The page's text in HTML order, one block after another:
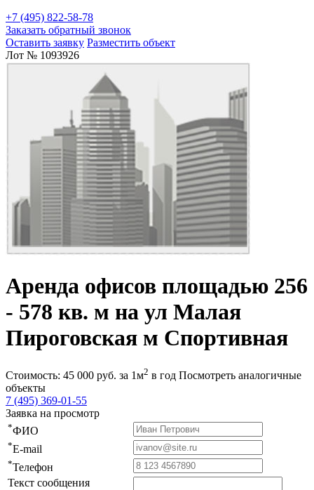
+7 (495) 822-58-78
Заказать обратный звонок
Оставить заявку Разместить объект
Лот № 1093926
Аренда офисов площадью 256
- 578 кв. м на ул Малая
Пироговская м Спортивная
Стоимость: 45 000 руб. за 1м2 в год Посмотреть аналогичные
объекты
7 (495) 369-01-55
Заявка на просмотр
*ФИО
*E-mail
*Телефон
Текст сообщения